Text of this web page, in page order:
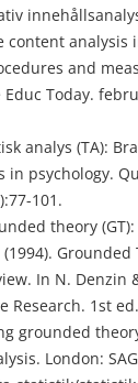
content analysis
and
Today.
analys (TA):
in psychology.
101.
theory (GT):
Grounded
In N. Denzin
Research. 1st
grounded
London: